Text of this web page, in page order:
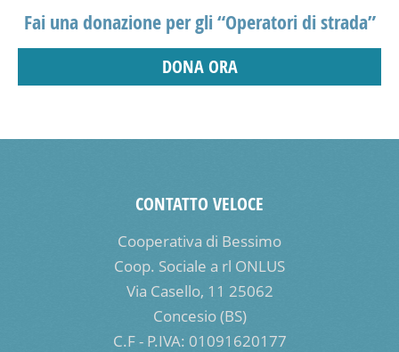
Fai una donazione per gli “Operatori di strada”
DONA ORA
CONTATTO VELOCE
Cooperativa di Bessimo
Coop. Sociale a rl ONLUS
Via Casello, 11 25062
Concesio (BS)
C.F - P.IVA: 01091620177